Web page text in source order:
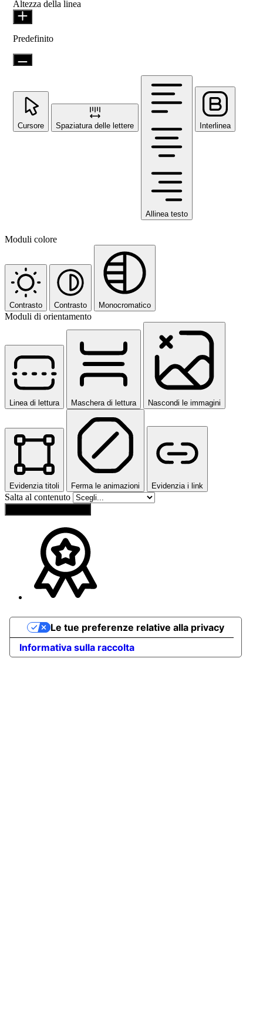
Altezza della linea
Predefinito
Cursore Spaziatura delle lettere
Allinea testo
Interlinea
Moduli colore
Contrasto Contrasto Monocromatico
Moduli di orientamento
Linea di lettura Maschera di lettura Nascondi le immagini
Evidenzia titoli Ferma le animazioni Evidenzia i link
Salta al contenuto
Informativa sulla raccolta
Le tue preferenze relative alla privacy